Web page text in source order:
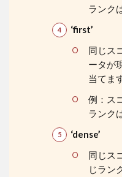
ランク
‘first’
同じス
ータが
当てま
例：ス
ランク
‘dense’
同じス
じラン